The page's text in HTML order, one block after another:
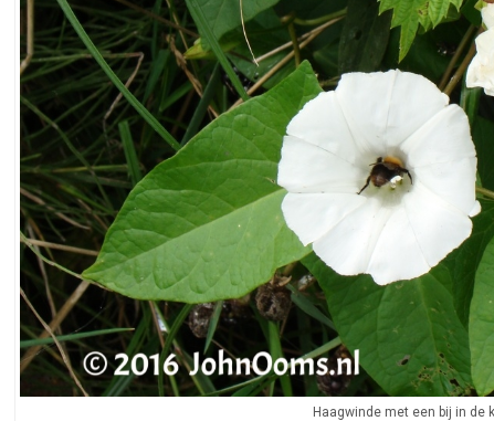
Haagwinde met een bij in de